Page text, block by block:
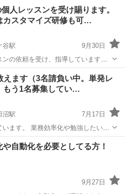
、プログラミングの学
点駅 ビジネスマナー
人レッスンを受け賜ります。
カスタマイズ研修も可…
谷駅
9月30日
の依頼を受け、指導しています。
け負います。 個人レッスンの場合
に依ります)、法人レッスンの場合
VBA レッスン
えます（3名請負い中。単発レ
もう1名募集してい…
沼駅
7月17日
ます。 業務効率化や勉強したい方
方をアドバイスします。 通常のエ
のメンテナンスに時間がかかる場
システムエンジニア
自動化を必要としてる方！
9月27日